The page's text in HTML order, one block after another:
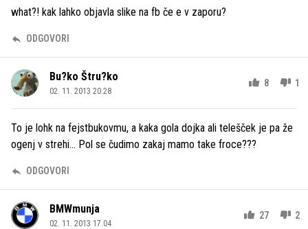
what?! kak lahko objavla slike na fb če e v zaporu?
ODGOVORI
Bu?ko Štru?ko
02. 11. 2013 20.28
8 1
To je lohk na fejstbukovmu, a kaka gola dojka ali telešček je pa že
ogenj v strehi... Pol se čudimo zakaj mamo take froce???
ODGOVORI
BMWmunja
02. 11. 2013 17.04
27 2